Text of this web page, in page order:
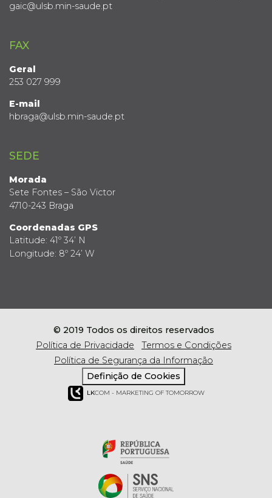
gaic@ulsb.min-saude.pt
FAX
Geral
253 027 999
E-mail
hbraga@ulsb.min-saude.pt
SEDE
Morada
Sete Fontes – São Victor
4710-243 Braga
Coordenadas GPS
Latitude: 41º 34’ N
Longitude: 8º 24’ W
© 2019 Todos os direitos reservados
Política de Privacidade
Termos e Condições
Política de Segurança da Informação
Definição de Cookies
LKCOM - MARKETING OF TOMORROW